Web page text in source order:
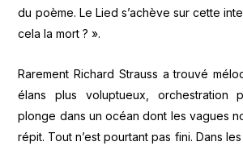
du poème. Le Lied s’achève sur cette
cela la mort ? ».
Rarement Richard Strauss a trouvé
élans plus voluptueux, orchestration
plonge dans un océan dont les vagues
répit. Tout n’est pourtant pas fini. Dans